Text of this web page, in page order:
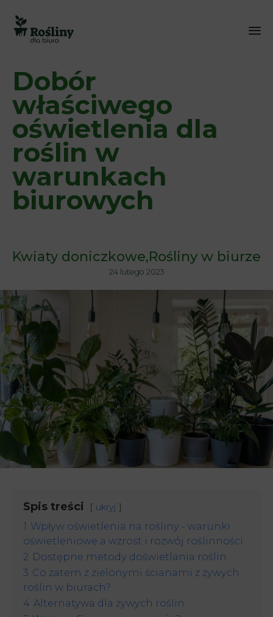
Dobór
właściwego
oświetlenia dla
roślin w
warunkach
biurowych
Kwiaty doniczkowe Rośliny w biurze
24 lutego 2023
Spis treści ukryj
1 Wpływ oświetlenia na rośliny - warunki
oświetleniowe a wzrost i rozwój roślinności
2 Dostępne metody doświetlania roślin
3 Co zatem z zielonymi ścianami z żywych
roślin w biurach?
4 Alternatywa dla żywych roślin